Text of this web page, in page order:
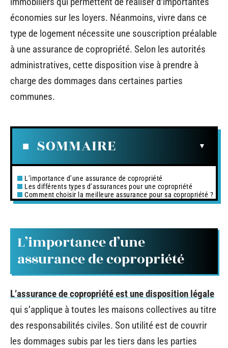
économies sur les loyers. Néanmoins, vivre dans ce
type de logement nécessite une souscription préalable
à une assurance de copropriété. Selon les autorités
administratives, cette disposition vise à prendre à
charge des dommages dans certaines parties
communes.
SOMMAIRE
L’importance d’une assurance de copropriété
Les différents types d’assurances pour une copropriété
Comment choisir la meilleure assurance pour sa copropriété ?
L’importance d’une
assurance de copropriété
L’assurance de copropriété est une disposition légale
qui s’applique à toutes les maisons collectives au titre
des responsabilités civiles. Son utilité est de couvrir
les dommages subis par les tiers dans les parties